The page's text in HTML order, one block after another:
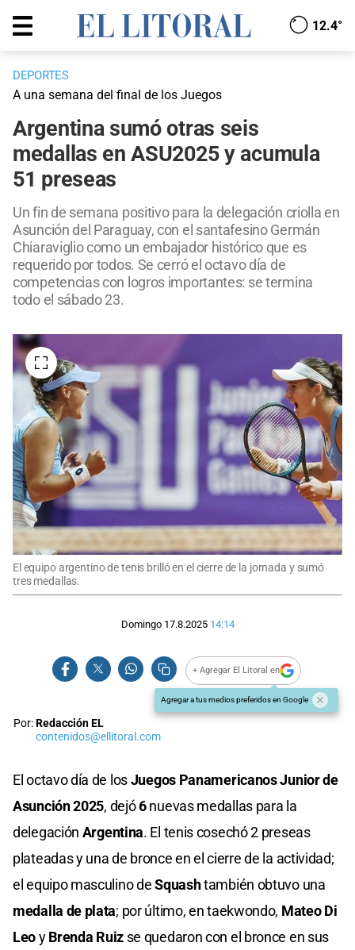
12.4°
DEPORTES
A una semana del final de los Juegos
Argentina sumó otras seis
medallas en ASU2025 y acumula
51 preseas
Un fin de semana positivo para la delegación criolla en
Asunción del Paraguay, con el santafesino Germán
Chiaraviglio como un embajador histórico que es
requerido por todos. Se cerró el octavo día de
competencias con logros importantes: se termina
todo el sábado 23.
El equipo argentino de tenis brilló en el cierre de la jornada y sumó
tres medallas.
Domingo 17.8.2025 14:14
+ Agregar El Litoral en
Agregar a tus medios preferidos en Google
Por:Redacción EL
contenidos@ellitoral.com
El octavo día de losJuegos Panamericanos Junior de
Asunción 2025, dejó6nuevas medallas para la
delegación Argentina. El tenis cosechó 2 preseas
plateadas y una de bronce en el cierre de la actividad;
el equipo masculino deSquashtambién obtuvo una
medalla de plata; por último, en taekwondo, Mateo Di
LeoyBrenda Ruizse quedaron con el bronce en sus